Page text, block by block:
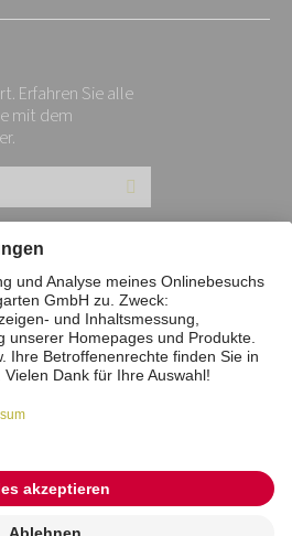
Erfahren Sie alle
mit dem
Stiftung
Zahlungsmittel
Vertrag widerrufen